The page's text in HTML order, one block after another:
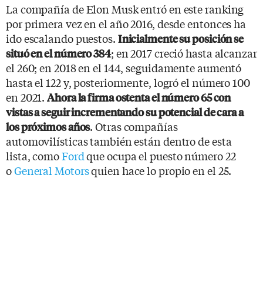
La compañía de Elon Musk entró en este ranking
por primera vez en el año 2016, desde entonces ha
ido escalando puestos. Inicialmente su posición se
situó en el número 384; en 2017 creció hasta alcanzar
el 260; en 2018 en el 144, seguidamente aumentó
hasta el 122 y, posteriormente, logró el número 100
en 2021.Ahora la firma ostenta el número 65 con
vistas a seguir incrementando su potencial de cara a
los próximos años. Otras compañías
automovilísticas también están dentro de esta
lista, comoFordque ocupa el puesto número 22
oGeneral Motorsquien hace lo propio en el 25.